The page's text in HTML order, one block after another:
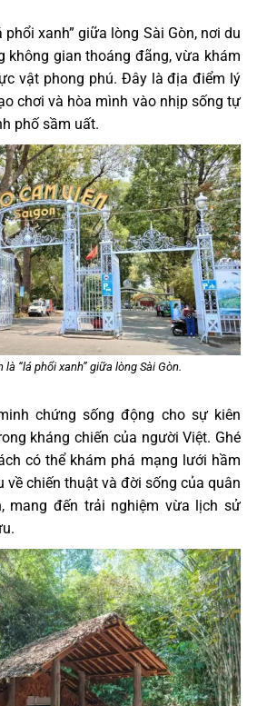
phổi xanh” giữa lòng Sài Gòn, nơi du
không gian thoáng đãng, vừa khám
vật phong phú. Đây là địa điểm lý
chơi và hòa mình vào nhịp sống tự
phố sầm uất.
là “lá phổi xanh” giữa lòng Sài Gòn.
chứng sống động cho sự kiên
kháng chiến của người Việt. Ghé
có thể khám phá mạng lưới hầm
về chiến thuật và đời sống của quân
mang đến trải nghiệm vừa lịch sử